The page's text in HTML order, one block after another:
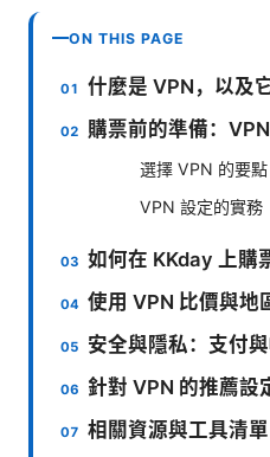
ON THIS PAGE
什麼是 VPN，以及
購票前的準備：
選擇 VPN 的要點
VPN 設定的實務
如何在 KKday 上購
使用 VPN 比價與地
安全與隱私：支付
針對 VPN 的推薦設
相關資源與工具清單